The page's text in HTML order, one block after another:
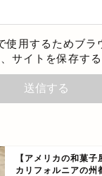
使用するためブラ
サイトを保存する
【アメリカの和菓子
カリフォルニアの州